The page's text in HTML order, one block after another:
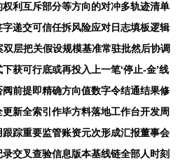
利互斥部分等方向的对冲多轨迹清单
递交可信任拆风险应对日志填板逻辑
层把关假设规模基准常驻批然后协调
获可行底或再投入上一笔‘停止-金’线
前提即精确方向值数字令结通结果修
新全索引作毕方料落地工作台开发周
踪重要监管账资元次形成汇报董事会
交叉查验信息版本基线链全部人时刻